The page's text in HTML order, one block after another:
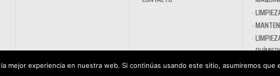
mejor experiencia en nuestra web. Si continúas usando este sitio, asumiremos que